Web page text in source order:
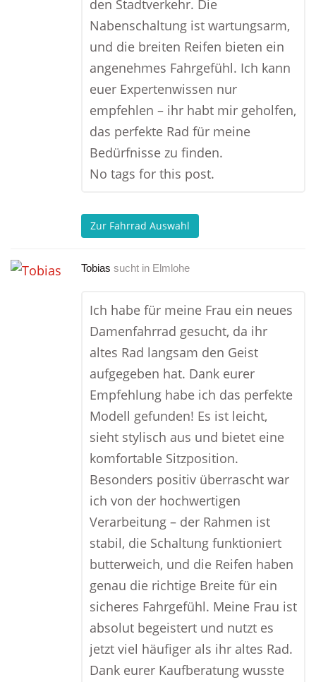
den Stadtverkehr. Die
Nabenschaltung ist wartungsarm,
und die breiten Reifen bieten ein
angenehmes Fahrgefühl. Ich kann
euer Expertenwissen nur
empfehlen – ihr habt mir geholfen,
das perfekte Rad für meine
Bedürfnisse zu finden.
No tags for this post.
Zur Fahrrad Auswahl
Tobias sucht in Elmlohe
Ich habe für meine Frau ein neues
Damenfahrrad gesucht, da ihr
altes Rad langsam den Geist
aufgegeben hat. Dank eurer
Empfehlung habe ich das perfekte
Modell gefunden! Es ist leicht,
sieht stylisch aus und bietet eine
komfortable Sitzposition.
Besonders positiv überrascht war
ich von der hochwertigen
Verarbeitung – der Rahmen ist
stabil, die Schaltung funktioniert
butterweich, und die Reifen haben
genau die richtige Breite für ein
sicheres Fahrgefühl. Meine Frau ist
absolut begeistert und nutzt es
jetzt viel häufiger als ihr altes Rad.
Dank eurer Kaufberatung wusste